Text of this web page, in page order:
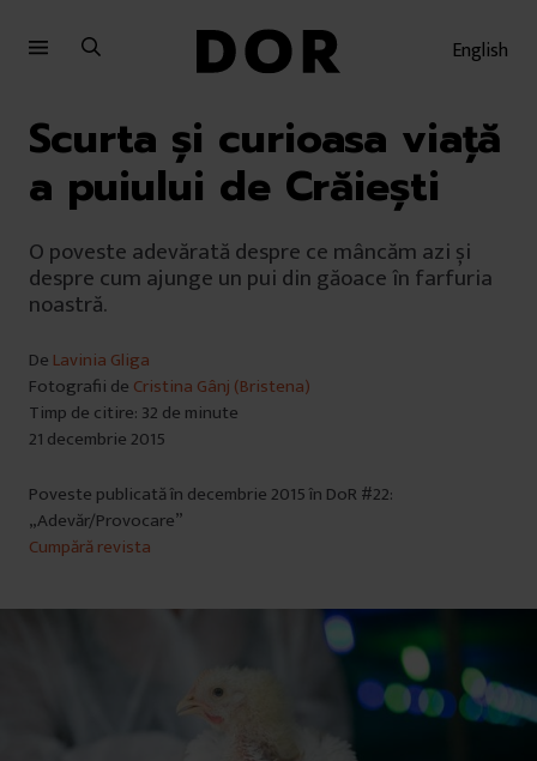
English
Scurta și curioasa viaţă
a puiului de Crăiești
O poveste adevărată despre ce mâncăm azi și
despre cum ajunge un pui din găoace în farfuria
noastră.
De Lavinia Gliga
Fotografii de Cristina Gânj (Bristena)
Timp de citire: 32 de minute
21 decembrie 2015
Poveste publicată în decembrie 2015 în DoR #22:
„Adevăr/Provocare”
Cumpără revista